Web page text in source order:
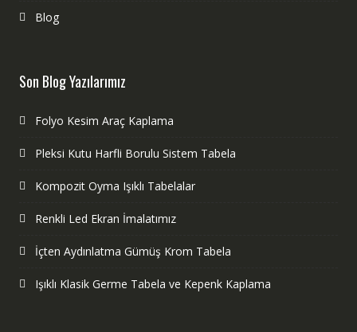
Blog
Son Blog Yazılarımız
Folyo Kesim Araç Kaplama
Pleksi Kutu Harfli Borulu Sistem Tabela
Kompozit Oyma Işıklı Tabelalar
Renkli Led Ekran İmalatımız
İçten Aydınlatma Gümüş Krom Tabela
Işıklı Klasik Germe Tabela ve Kepenk Kaplama